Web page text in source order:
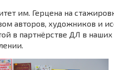
им. Герцена на
авторов, художников и
в партнёрстве ДЛ в наших